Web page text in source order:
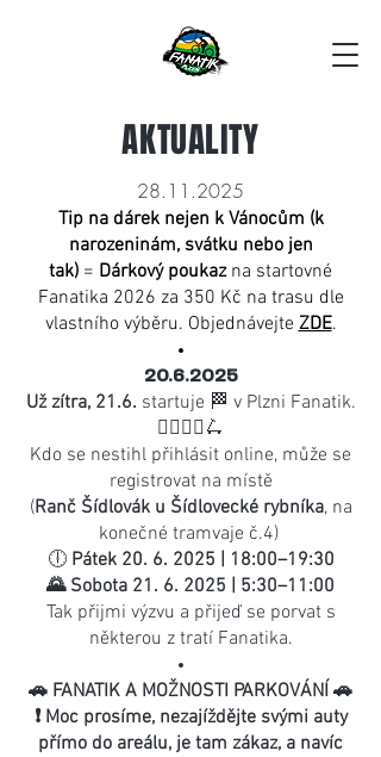
AKTUALITY
28.11.2025
Tip na dárek nejen k Vánocům (k
narozeninám, svátku nebo jen
tak) = Dárkový poukazna startovné
Fanatika 2026 za 350 Kč na trasu dle
vlastního výběru. ObjednávejteZDE.
20.6.2025
Už zítra, 21.6. startuje 🏁 v Plzni Fanatik.
🚴‍♂️🚵‍♀️🛴
Kdo se nestihl přihlásit online, může se
registrovat na místě
(Ranč Šídlovák u Šídlovecké rybníka, na
konečné tramvaje č.4)
🕕 Pátek 20. 6. 2025 | 18:00–19:30
🌄 Sobota 21. 6. 2025 | 5:30–11:00
Tak přijmi výzvu a přijeď se porvat s
některou z tratí Fanatika.
🚗 FANATIK A MOŽNOSTI PARKOVÁNÍ 🚗
❗ Moc prosíme, nezajíždějte svými auty
přímo do areálu, je tam zákaz, a navíc